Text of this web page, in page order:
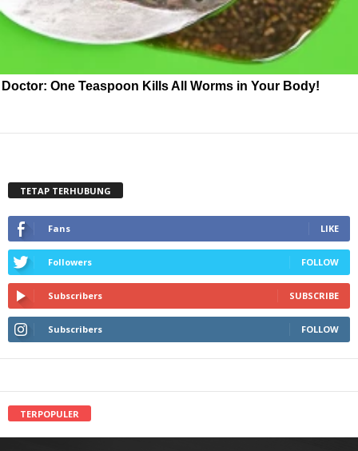
Doctor: One Teaspoon Kills All Worms in Your Body!
TETAP TERHUBUNG
Fans LIKE
Followers FOLLOW
Subscribers SUBSCRIBE
Subscribers FOLLOW